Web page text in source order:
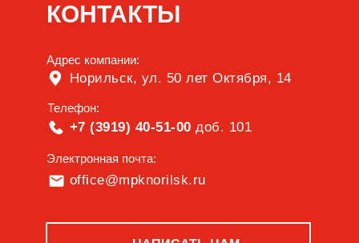
Норильск, ул. 50 лет Октября, 14
office@mpknorilsk.ru
+7 (3919) 40-51-00 доб. 101
КОНТАКТЫ
Электронная почта:
Телефон:
Адрес компании: